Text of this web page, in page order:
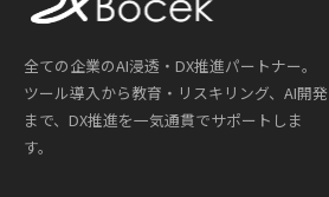
全ての企業のAI浸透・DX推進パートナー。
ツール導入から教育・リスキリング、AI開発
まで、DX推進を一気通貫でサポートしま
す。